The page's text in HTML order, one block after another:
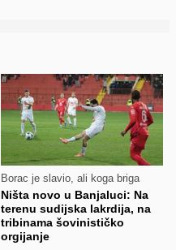
Borac je slavio, ali koga briga
Ništa novo u Banjaluci: Na
terenu sudijska lakrdija, na
tribinama šovinističko
orgijanje